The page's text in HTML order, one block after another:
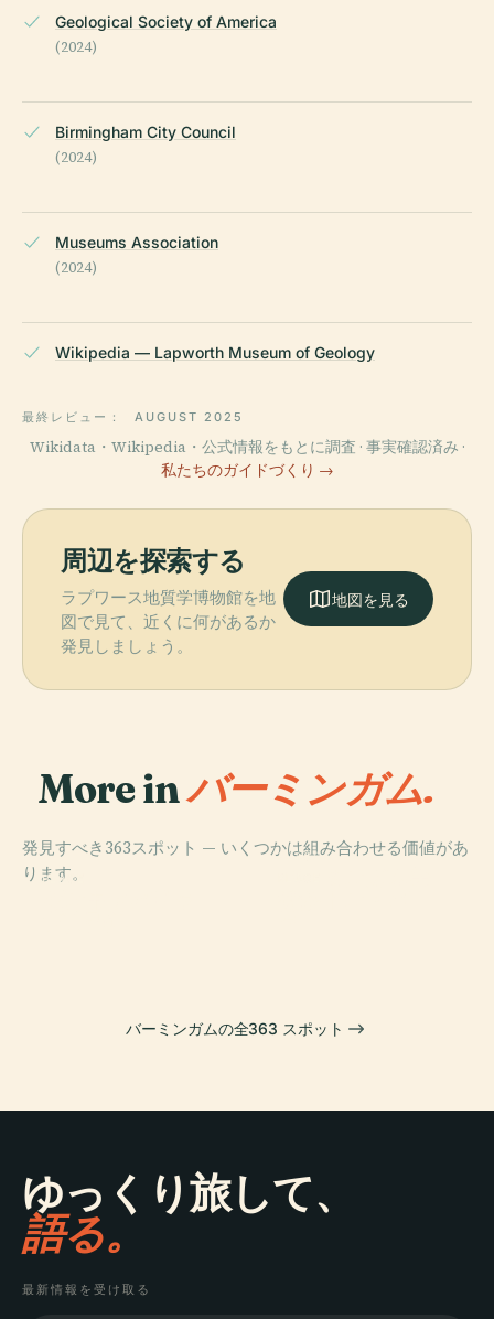
Geological Society of America
(2024)
Birmingham City Council
(2024)
Museums Association
(2024)
Wikipedia — Lapworth Museum of Geology
最終レビュー： AUGUST 2025
Wikidata・Wikipedia・公式情報をもとに調査 · 事実確認済み ·
私たちのガイドづくり →
周辺を探索する
ラプワース地質学博物館を地
図で見て、近くに何があるか
発見しましょう。
地図を見る
More inバーミンガム.
発見すべき363スポット — いくつかは組み合わせる価値があ
ります。
PLACE
PLACE
PLACE
バーミンガムの全363 スポット
ゆっくり旅して、
語る。
最新情報を受け取る